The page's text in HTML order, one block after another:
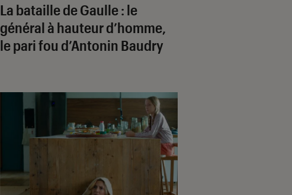
La bataille de Gaulle: le
général à hauteur d’homme,
le pari fou d’Antonin Baudry